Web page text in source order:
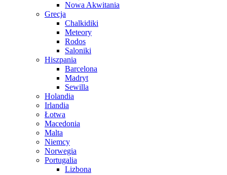
Nowa Akwitania
Grecja
Chalkidiki
Meteory
Rodos
Saloniki
Hiszpania
Barcelona
Madryt
Sewilla
Holandia
Irlandia
Łotwa
Macedonia
Malta
Niemcy
Norwegia
Portugalia
Lizbona